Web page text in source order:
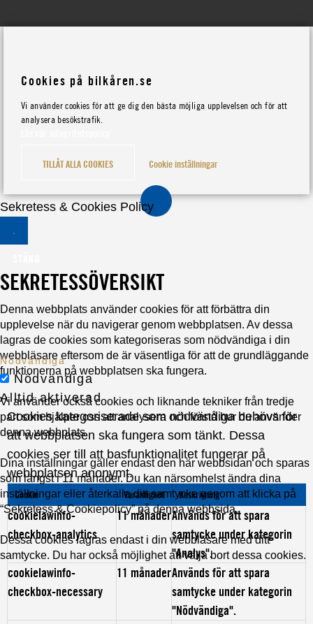
Cookies på bilkåren.se
Vi använder cookies för att ge dig den bästa möjliga upplevelsen och för att
analysera besökstrafik.
TILLÅT ALLA COOKIES Cookie inställningar
Sekretess & Cookies Policy
SEKRETESSÖVERSIKT
Denna webbplats använder cookies för att förbättra din
upplevelse när du navigerar genom webbplatsen. Av dessa
lagras de cookies som kategoriseras som nödvändiga i din
webbläsare eftersom de är väsentliga för att de grundläggande
funktionerna på webbplatsen ska fungera.
Vi använder också cookies och liknande tekniker från tredje
part som hjälper oss att analysera och förstå hur du använder
denna webbplats.
Dina inställningar gäller endast den här webbsidan och sparas
som längst i 11 månader. Du kan närsomhelst ändra dina
inställningar eller återkalla ditt samtycke genom att klicka på
“Sekretess & Cookiepolicy” på denna webbsida.
Dessa cookies lagras endast i din webbläsare med ditt
samtycke. Du har också möjlighet att välja bort dessa cookies.
Nödvändiga
Nödvändiga
Alltid aktiverad
Cookies kategoriserade som nödvändiga behövs för
att webbplatsen ska fungera som tänkt. Dessa
cookies ser till att basfunktionalitet fungerar på
webbplatsen anonymt.
Cookie Varaktighet Beskrivning
cookielawinfo-
checkbox-analytics
11 månaderAnvänds för att spara
samtycke under kategorin
"Analys".
cookielawinfo-
checkbox-necessary
11 månaderAnvänds för att spara
samtycke under kategorin
"Nödvändiga".